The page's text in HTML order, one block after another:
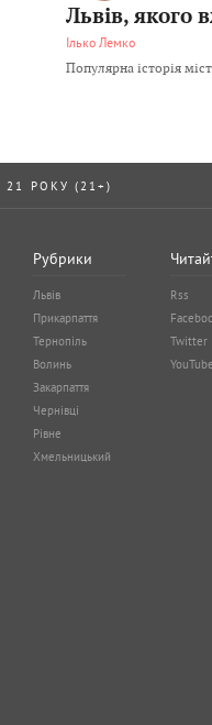
Львів, якого
Ілько Лемко
Популярна історія
21 РОКУ (21+)
Рубрики
Львів
Прикарпаття
Тернопіль
Волинь
Закарпаття
Чернівці
Рівне
Хмельницький
Rss
Twitter
YouTube